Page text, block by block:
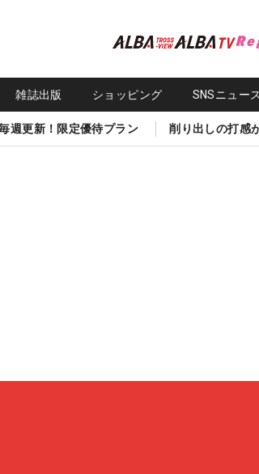
雑誌出版 ショッピング SNSニュース
週更新！限定優待プラン 削り出しの打感